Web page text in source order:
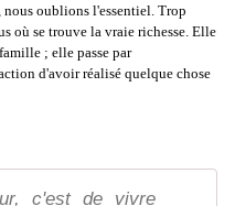
nous oublions l'essentiel. Trop
où se trouve la vraie richesse. Elle
; elle passe par
d'avoir réalisé quelque chose
c'est de vivre